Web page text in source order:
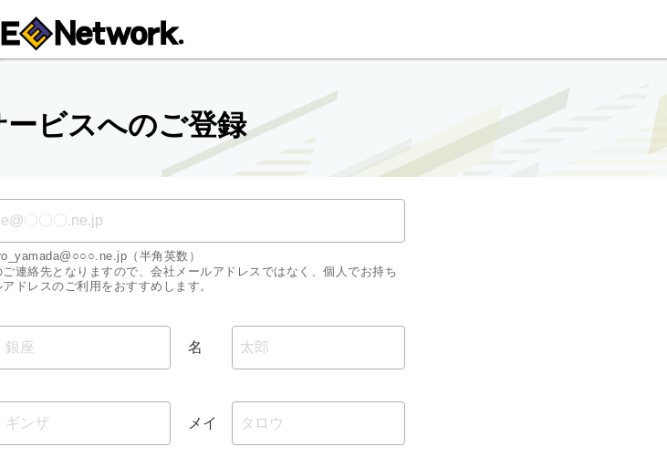
ービスへのご登録
（半角英数）
連絡先となりますので、会社メールアドレスではなく、個人でお持ち
ドレスのご利用をおすすめします。
名
メイ